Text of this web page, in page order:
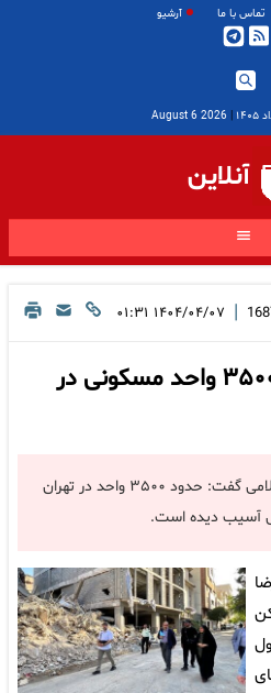
تماس با ما آرشیو
|
2026 August 6
آنلاین
| ۱۴۰۴/۰۴/۰۷ ۰۱:۳۱
آسیب جنگ اخیر به ٣۵٠٠ واحد مسکونی در
رئیس بنیاد مسکن انقلاب اسلامی گفت: حدود ٣۵٠٠ واحد در تهران
آسیب دیده است.